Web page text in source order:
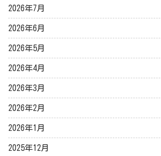
2026年7月
2026年6月
2026年5月
2026年4月
2026年3月
2026年2月
2026年1月
2025年12月